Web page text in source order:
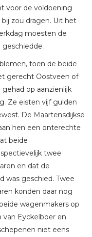
voor de voldoening
zou dragen. Uit het
moesten de
toen de beide
gerecht Oostveen of
op aanzienlijk
Ze eisten vijf gulden
De Maartensdijkse
hen een onterechte
beide
twee
en dat de
was geschied. Twee
konden daar nog
wagenmakers op
Eyckelboer en
niet eens